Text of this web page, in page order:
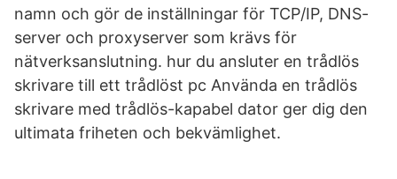
namn och gör de inställningar för TCP/IP, DNS-
server och proxyserver som krävs för
nätverksanslutning. hur du ansluter en trådlös
skrivare till ett trådlöst pc Använda en trådlös
skrivare med trådlös-kapabel dator ger dig den
ultimata friheten och bekvämlighet.